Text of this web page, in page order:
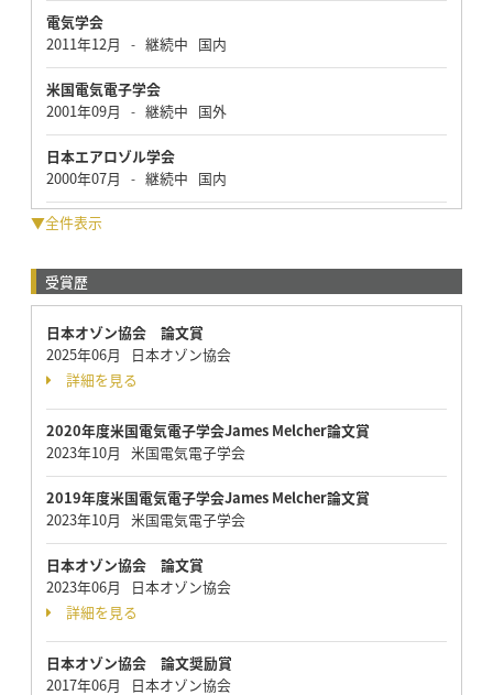
電気学会
2011年12月
- 継続中 国内
米国電気電子学会
2001年09月
- 継続中 国外
日本エアロゾル学会
2000年07月
- 継続中 国内
▼全件表示
受賞歴
日本オゾン協会 論文賞
2025年06月 日本オゾン協会
詳細を見る
2020年度米国電気電子学会James Melcher論文賞
2023年10月 米国電気電子学会
2019年度米国電気電子学会James Melcher論文賞
2023年10月 米国電気電子学会
日本オゾン協会 論文賞
2023年06月 日本オゾン協会
詳細を見る
日本オゾン協会 論文奨励賞
2017年06月 日本オゾン協会